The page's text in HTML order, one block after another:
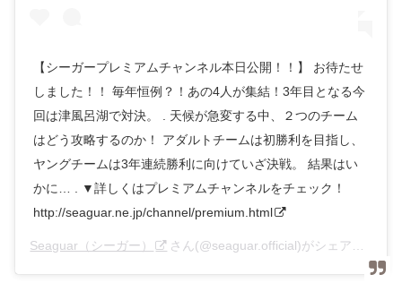
【シーガープレミアムチャンネル本日公開！！】 お待たせ
しました！！ 毎年恒例？！あの4人が集結！3年目となる今
回は津風呂湖で対決。 . 天候が急変する中、２つのチーム
はどう攻略するのか！ アダルトチームは初勝利を目指し、
ヤングチームは3年連続勝利に向けていざ決戦。 結果はい
かに… . ▼詳しくはプレミアムチャンネルをチェック！
http://seaguar.ne.jp/channel/premium.html
Seaguar（シーガー） さん(@seaguar.official)がシェアした投稿 –